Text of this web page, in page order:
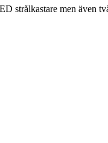
strålkastare men även